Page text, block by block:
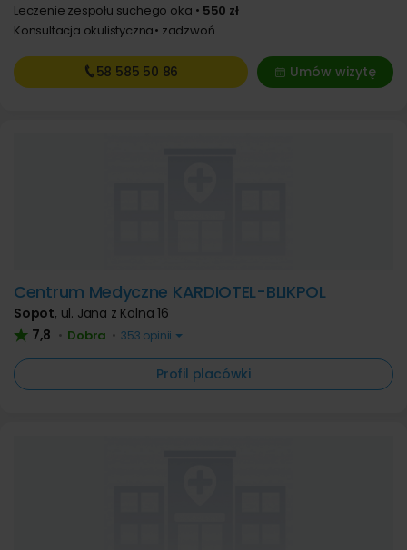
Leczenie zespołu suchego oka
550 zł
Konsultacja okulistyczna zadzwoń
Umów wizytę
58 585 50 86
Centrum Medyczne KARDIOTEL-BLIKPOL
Sopot, ul. Jana z Kolna 16
7,8 • Dobra • 353 opinii
Profil placówki